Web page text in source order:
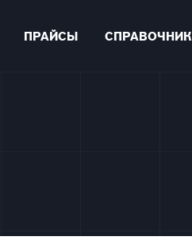
ПРАЙСЫ СПРАВОЧНИК